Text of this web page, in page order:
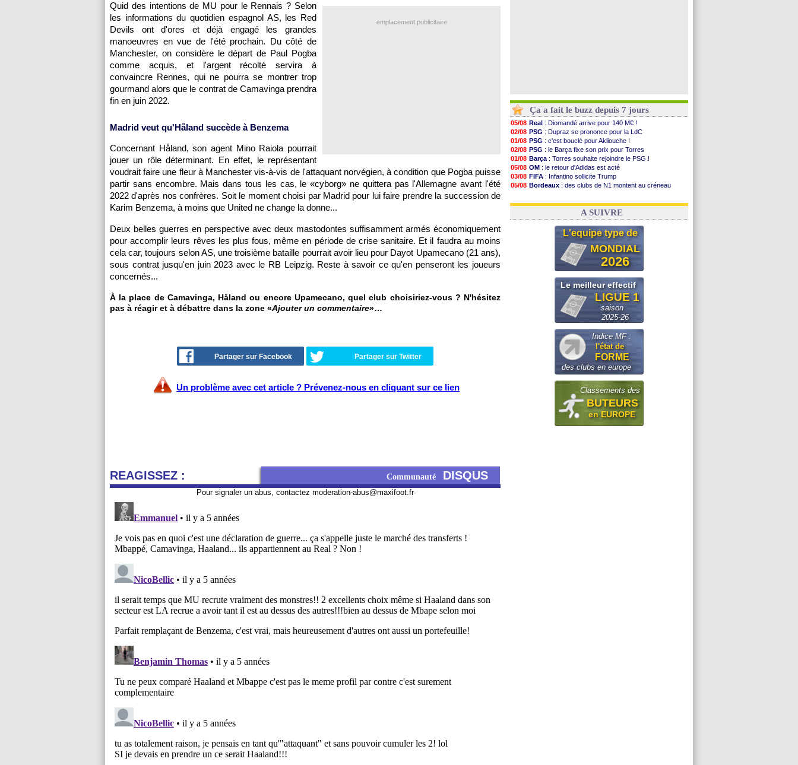
emplacement publicitaire
Quid des intentions de MU pour le Rennais ? Selon
les informations du quotidien espagnol AS, les Red
Devils ont d'ores et déjà engagé les grandes
manoeuvres en vue de l'été prochain. Du côté de
Manchester, on considère le départ de Paul Pogba
comme acquis, et l'argent récolté servira à
convaincre Rennes, qui ne pourra se montrer trop
gourmand alors que le contrat de Camavinga prendra
fin en juin 2022.
Madrid veut qu'Håland succède à Benzema
Concernant Håland, son agent Mino Raiola pourrait
jouer un rôle déterminant. En effet, le représentant
voudrait faire une fleur à Manchester vis-à-vis de l'attaquant norvégien, à condition que Pogba puisse
partir sans encombre. Mais dans tous les cas, le «cyborg» ne quittera pas l'Allemagne avant l'été
2022 d'après nos confrères. Soit le moment choisi par Madrid pour lui faire prendre la succession de
Karim Benzema, à moins que United ne change la donne...
Deux belles guerres en perspective avec deux mastodontes suffisamment armés économiquement
pour accomplir leurs rêves les plus fous, même en période de crise sanitaire. Et il faudra au moins
cela car, toujours selon AS, une troisième bataille pourrait avoir lieu pour Dayot Upamecano (21 ans),
sous contrat jusqu'en juin 2023 avec le RB Leipzig. Reste à savoir ce qu'en penseront les joueurs
concernés...
À la place de Camavinga, Håland ou encore Upamecano, quel club choisiriez-vous ? N'hésitez
pas à réagir et à débattre dans la zone «Ajouter un commentaire»…
Partager sur Facebook Partager sur Twitter
Un problème avec cet article ? Prévenez-nous en cliquant sur ce lien
REAGISSEZ : Communauté DISQUS
Pour signaler un abus, contactez moderation-abus@maxifoot.fr
Ça a fait le buzz depuis 7 jours
05/08 Real : Diomandé arrive pour 140 M€ !
02/08 PSG : Dupraz se prononce pour la LdC
01/08 PSG : c'est bouclé pour Akliouche !
02/08 PSG : le Barça fixe son prix pour Torres
01/08 Barça : Torres souhaite rejoindre le PSG !
05/08 OM : le retour d'Adidas est acté
03/08 FIFA : Infantino sollicite Trump
05/08 Bordeaux : des clubs de N1 montent au créneau
03/08 Real: le démenti de Leipzig pour Diomandé
A SUIVRE
L'equipe type de
MONDIAL
2026
Le meilleur effectif
LIGUE 1
saison
2025-26
Indice MF :
l'état de
FORME
des clubs en europe
Classements des
BUTEURS
en EUROPE